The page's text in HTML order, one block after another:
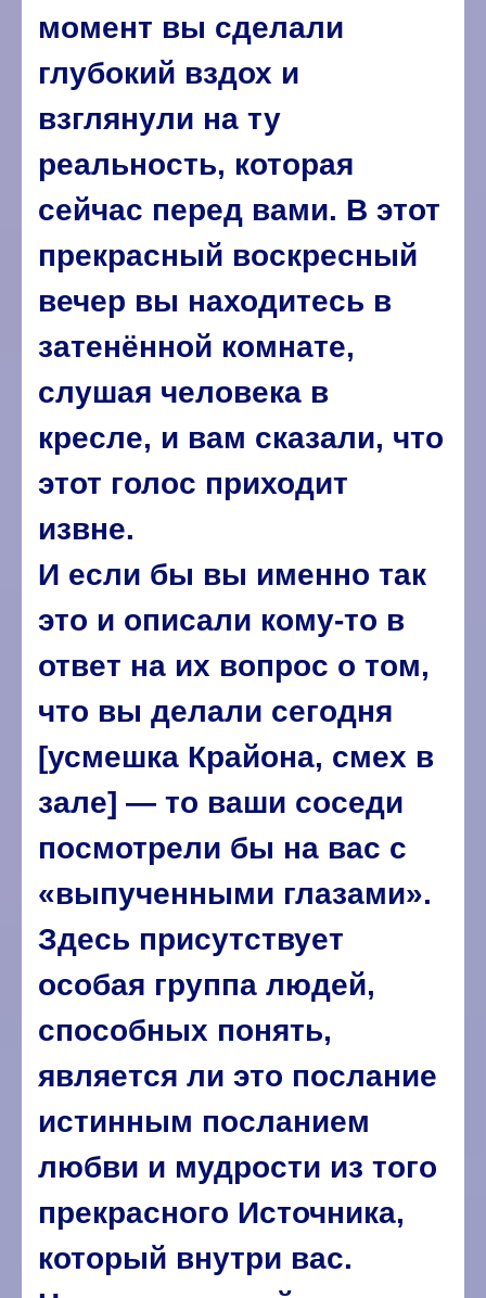
момент вы сделали
глубокий вздох и
взглянули на ту
реальность, которая
сейчас перед вами. В этот
прекрасный воскресный
вечер вы находитесь в
затенённой комнате,
слушая человека в
кресле, и вам сказали, что
этот голос приходит
извне.
И если бы вы именно так
это и описали кому-то в
ответ на их вопрос о том,
что вы делали сегодня
[усмешка Крайона, смех в
зале] — то ваши соседи
посмотрели бы на вас с
«выпученными глазами».
Здесь присутствует
особая группа людей,
способных понять,
является ли это послание
истинным посланием
любви и мудрости из того
прекрасного Источника,
который внутри вас.